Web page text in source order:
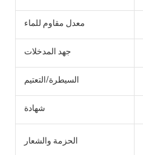
معدل مقاوم للماء
جهد المدخلات
السيطرة/التعتيم
شهادة
الحزمة والشعار